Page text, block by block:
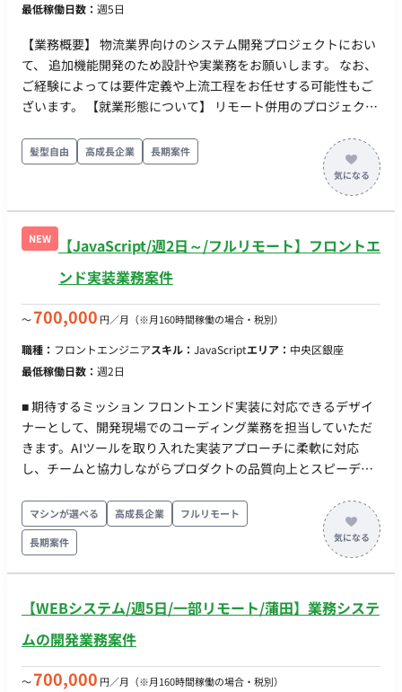
最低稼働日数： 週5日
【業務概要】 物流業界向けのシステム開発プロジェクトにおい
て、 追加機能開発のため設計や実業務をお願いします。 なお、
ご経験によっては要件定義や上流工程をお任せする可能性もご
ざいます。 【就業形態について】 リモート併用のプロジェクト
いただく形となります。 ◆主な開発環境・ツール◆ ・言語：
Kotlin・Java・Typescript・Javascript ・FW：SpringBoot・
Vue.js ・DB：MySQL・Redis ・クラウド：GCP・Docker・
Terraform ・ツール：GitHub・Notion・Slack ・時期：即日 / 5
月〜 ・出社：週3日出社・週2日リモート ・場所：渋谷 ・期
間：長期予定 ・時間：10:00～19:00 ※フレックス応相談(コア
タイム11:00〜15:00) ・服装：オフィスカジュアル ・貸与：PC
髪型自由 高成長企業 長期案件
NEW
【JavaScript/週2日～/フルリモート】フロントエ
ンド実装業務案件
〜700,000 円／月 （※月160時間稼働の場合・税別）
職種： フロントエンジニアスキル： JavaScriptエリア： 中央区銀座
最低稼働日数： 週2日
■ 期待するミッション フロントエンド実装に対応できるデザイ
ナーとして、開発現場でのコーディング業務を担当していただ
きます。AIツールを取り入れた実装アプローチに柔軟に対応
し、チームと協力しながらプロダクトの品質向上とスピーディ
当工程 【フロントエンド実装およびデザイン制作業務】 Webプ
ロダクトやサービスのフロントエンド実装
（HTML/CSS/JavaScript）を担当していただきます。AIを活用
したコーディング業務を学びつつ開発環境で実践していただき
ビューのもと進めるため、自走できなくても問題ありません。
■ 開発環境 プログラミング：HTML, CSS, JavaScript ■ 働き方 ・
ヶ月更新） ・リモート稼働：可能 ・フレックス稼働：可能
マシンが選べる 高成長企業
フルリモート
長期案件
【WEBシステム/週5日/一部リモート/蒲田】業務システ
ムの開発業務案件
〜700,000 円／月 （※月160時間稼働の場合・税別）